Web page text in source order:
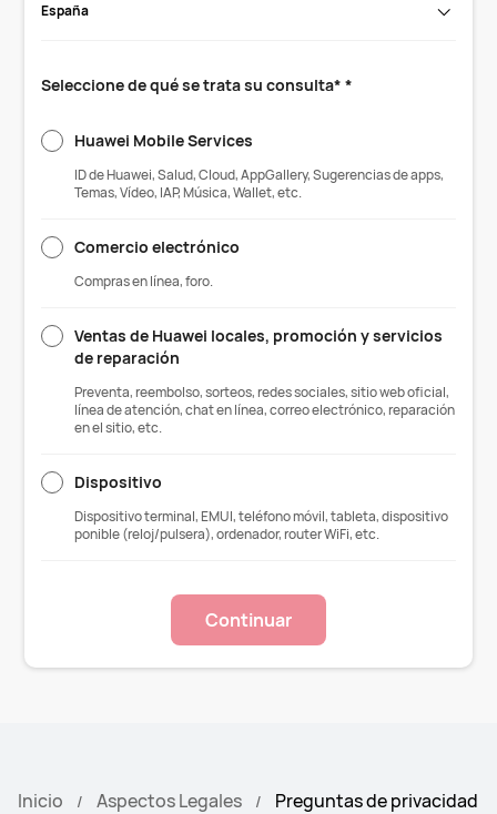
España
Seleccione de qué se trata su consulta* *
Huawei Mobile Services
ID de Huawei, Salud, Cloud, AppGallery, Sugerencias de apps,
Temas, Vídeo, IAP, Música, Wallet, etc.
Comercio electrónico
Compras en línea, foro.
Ventas de Huawei locales, promoción y servicios
de reparación
Preventa, reembolso, sorteos, redes sociales, sitio web oficial,
línea de atención, chat en línea, correo electrónico, reparación
en el sitio, etc.
Dispositivo
Dispositivo terminal, EMUI, teléfono móvil, tableta, dispositivo
ponible (reloj/pulsera), ordenador, router WiFi, etc.
Continuar
Inicio Aspectos Legales Preguntas de privacidad